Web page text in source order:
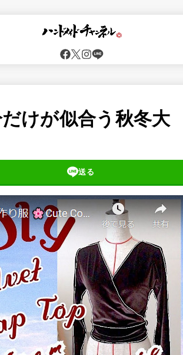
けが似合う秋冬大
送る